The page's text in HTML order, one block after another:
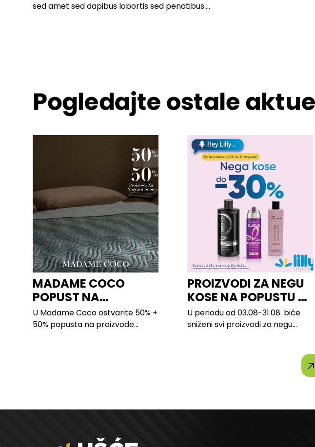
sed amet sed dapibus lobortis sed penatibus….
Pogledajte ostale
MADAME COCO
POPUST NA
PROIZVODE ZA
SPAVAĆU SOBU
U Madame Coco ostvarite 50% +
50% popusta na proizvode...
PROIZVODI ZA NEGU
KOSE NA POPUSTU U
LILLY
U periodu od 03.08-31.08. biće
sniženi svi proizvodi za negu